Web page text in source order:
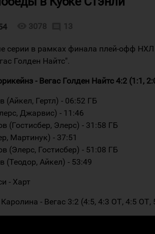
3078 13
серии в рамках финала плей-офф НХЛ
Голден Найтс".
- Вегас Голден Найтс 4:2 (1:1,
(Айкел, Гертл) - 06:52 ГБ
Джарвис) - 11:46
(Гостисбер, Элерс) - 31:58 ГБ
Мартинук) - 37:51
(Элерс, Гостисбер) - 51:08 ГБ
(Теодор, Айкел) - 53:49
- Харт
Каролина - Вегас 3:2 (4:5, 4:3 ОТ, 4:5 ОТ,